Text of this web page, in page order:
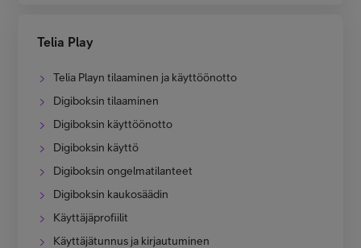
Telia Play
Telia Playn tilaaminen ja käyttöönotto
Digiboksin tilaaminen
Digiboksin käyttöönotto
Digiboksin käyttö
Digiboksin ongelmatilanteet
Digiboksin kaukosäädin
Käyttäjäprofiilit
Käyttäjätunnus ja kirjautuminen